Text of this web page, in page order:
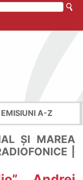
EMISIUNI A-Z
ȘI MAREA
|